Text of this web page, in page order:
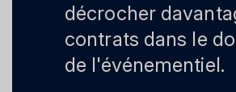
décrocher
contrats dans le
de l'événementiel.